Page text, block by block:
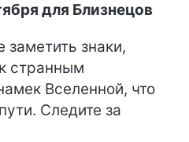
для Близнецов
знаки,
странным
Вселенной, что
Следите за